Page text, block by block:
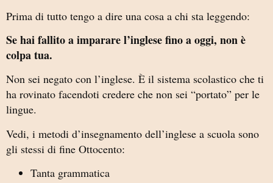
Prima di tutto tengo a dire una cosa a chi sta leggendo:
Se hai fallito a imparare l’inglese fino a oggi, non è
colpa tua.
Non sei negato con l’inglese. È il sistema scolastico che ti
ha rovinato facendoti credere che non sei “portato” per le
lingue.
Vedi, i metodi d’insegnamento dell’inglese a scuola sono
gli stessi di fine Ottocento:
Tanta grammatica